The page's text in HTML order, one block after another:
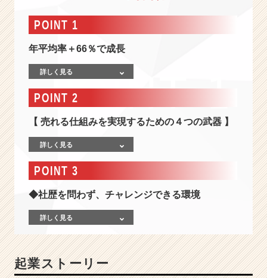
0
1
マ
ザ
上
0
1
年
外
進
POINT 1
年平均率＋66％で成長
詳しく見る
POINT 2
【 売れる仕組みを実現するための４つの武器 】
詳しく見る
POINT 3
◆社歴を問わず、チャレンジできる環境
詳しく見る
起業ストーリー